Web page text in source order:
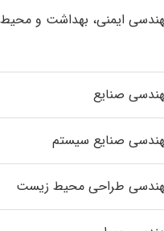
ایمنی، بهداشت و
صنایع
صنایع سیستم
طراحی محیط زیست